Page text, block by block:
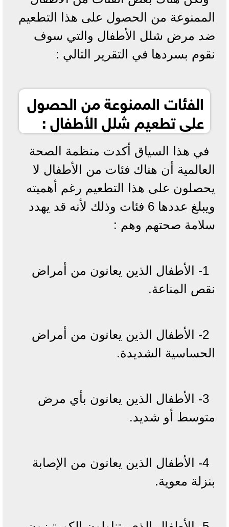
الممنوعة من الحصول على هذا التطعيم
ضد مرض شلل الأطفال والتي سوف
نقوم بسردها في التقرير التالي :
الفئات الممنوعة من الحصول
على تطعيم شلل الأطفال :
في هذا السياق أكدت منظمة الصحة
العالمية أن هناك فئات من الأطفال لا
يحصلون على هذا التطعيم رغم أهميته
ويبلغ عددها 6 فئات وذلك لأنه قد يهدد
سلامة صحتهم وهم :
1- الأطفال الذين يعانون من أمراض
نقص المناعة.
2- الأطفال الذين يعانون من أمراض
الحساسية الشديدة.
3- الأطفال الذين يعانون بأي مرض
متوسط أو شديد.
4- الأطفال الذين يعانون من الإصابة
بنزلة معوية.